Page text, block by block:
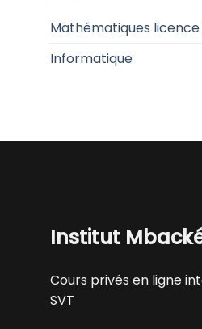
Mathématiques licence
Informatique
Institut
Cours privés en ligne
SVT